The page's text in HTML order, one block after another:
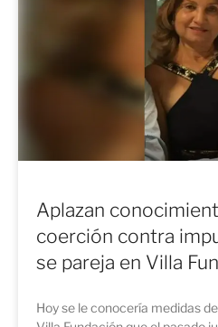
Aplazan
coerción contra
se pareja en Villa
Hoy se le conocería medidas